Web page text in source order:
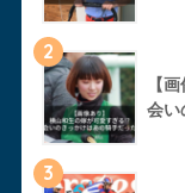
2
【
会い
3